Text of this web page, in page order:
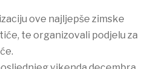
ove najljepše zimske
te organizovali podjelu za